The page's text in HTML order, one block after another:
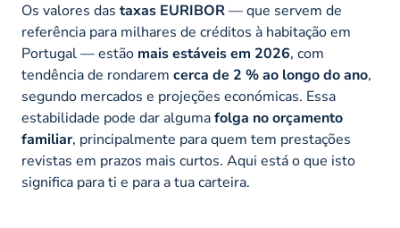
Os valores das taxas EURIBOR— que servem de
referência para milhares de créditos à habitação em
Portugal — estão mais estáveis em 2026, com
tendência de rondarem cerca de 2 % ao longo do ano,
segundo mercados e projeções económicas. Essa
estabilidade pode dar algumafolga no orçamento
familiar, principalmente para quem tem prestações
revistas em prazos mais curtos. Aqui está o que isto
significa para ti e para a tua carteira.